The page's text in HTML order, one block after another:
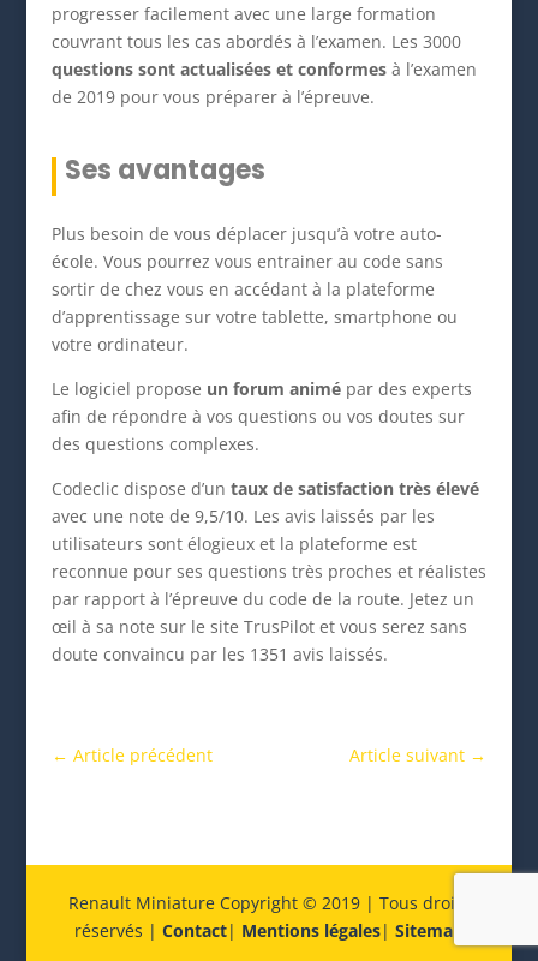
progresser facilement avec une large formation
couvrant tous les cas abordés à l’examen. Les 3000
questions sont actualisées et conformesà l’examen
de 2019 pour vous préparer à l’épreuve.
Ses avantages
Plus besoin de vous déplacer jusqu’à votre auto-
école. Vous pourrez vous entrainer au code sans
sortir de chez vous en accédant à la plateforme
d’apprentissage sur votre tablette, smartphone ou
votre ordinateur.
Le logiciel propose un forum animépar des experts
afin de répondre à vos questions ou vos doutes sur
des questions complexes.
Codeclic dispose d’un taux de satisfaction très élevé
avec une note de 9,5/10. Les avis laissés par les
utilisateurs sont élogieux et la plateforme est
reconnue pour ses questions très proches et réalistes
par rapport à l’épreuve du code de la route. Jetez un
œil à sa note sur le site TrusPilot et vous serez sans
doute convaincu par les 1351 avis laissés.
← Article précédent Article suivant →
Renault Miniature Copyright © 2019 | Tous droits
réservés | Contact| Mentions légales| Sitemap